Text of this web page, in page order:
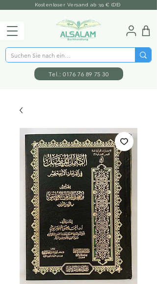
Tel.: 0176 76 89 75 30
Kostenloser Versand ab 39 € (DE)